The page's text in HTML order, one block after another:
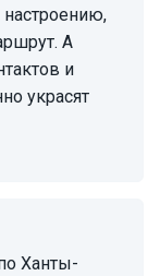
настроению,
А
и
украсят